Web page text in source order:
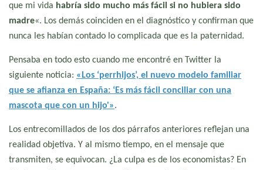
que mi vida habría sido mucho más fácil si no hubiera sido
madre«. Los demás coinciden en el diagnóstico y confirman que
nunca les habían contado lo complicada que es la paternidad.
Pensaba en todo esto cuando me encontré en Twitter la
siguiente noticia: «Los ‘perrhijos’, el nuevo modelo familiar
que se afianza en España: ‘Es más fácil conciliar con una
mascota que con un hijo'».
Los entrecomillados de los dos párrafos anteriores reflejan una
realidad objetiva. Y al mismo tiempo, en el mensaje que
transmiten, se equivocan. ¿La culpa es de los economistas? En